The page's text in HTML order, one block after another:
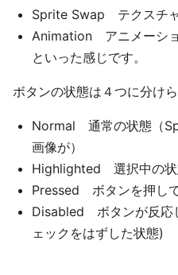
Sprite Swap テクスチ
Animation アニメーシ
といった感じです。
ボタンの状態は４つに分けら
Normal 通常の状態（
画像が）
Highlighted 選択中の状
Pressed ボタンを押し
Disabled ボタンが反応
ェックをはずした状態)